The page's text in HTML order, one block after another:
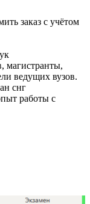
заказ с учётом
магистранты,
ведущих вузов.
снг
работы с